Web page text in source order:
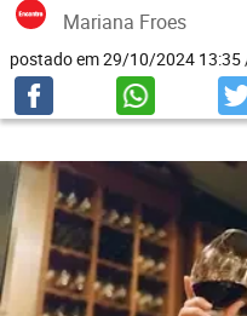
Mariana Froes
postado em 29/10/2024